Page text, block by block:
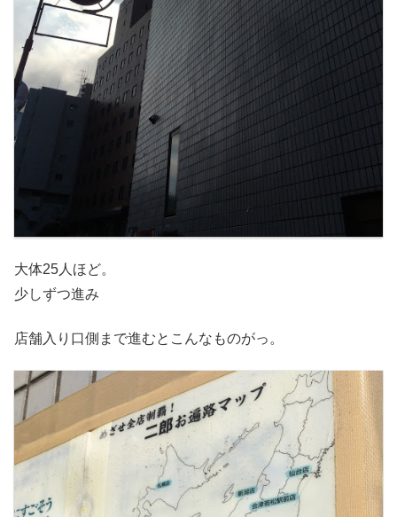
大体25人ほど。
少しずつ進み
店舗入り口側まで進むとこんなものがっ。